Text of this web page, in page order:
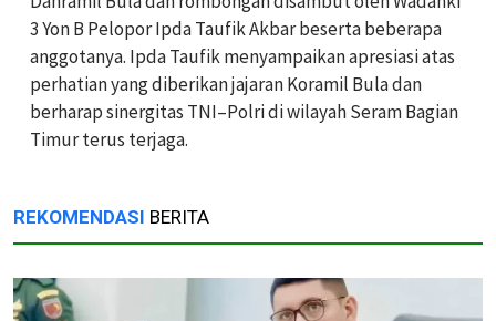
3 Yon B Pelopor Ipda Taufik Akbar beserta beberapa
anggotanya. Ipda Taufik menyampaikan apresiasi atas
perhatian yang diberikan jajaran Koramil Bula dan
berharap sinergitas TNI–Polri di wilayah Seram Bagian
Timur terus terjaga.
REKOMENDASI BERITA